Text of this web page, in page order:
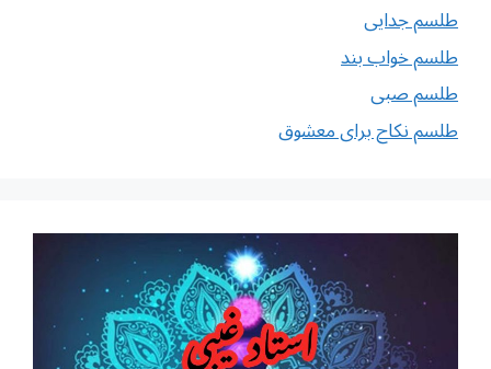
طلسم جدایی
طلسم خواب بند
طلسم صبی
طلسم نکاح برای معشوق